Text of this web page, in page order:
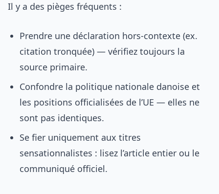
Il y a des pièges fréquents :
Prendre une déclaration hors-contexte (ex.
citation tronquée) — vérifiez toujours la
source primaire.
Confondre la politique nationale danoise et
les positions officialisées de l’UE — elles ne
sont pas identiques.
Se fier uniquement aux titres
sensationnalistes : lisez l’article entier ou le
communiqué officiel.